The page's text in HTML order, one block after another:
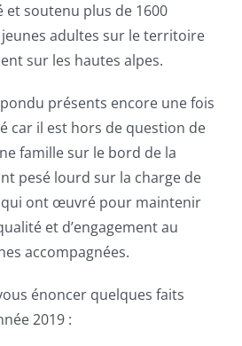
et soutenu plus de 1600
adultes sur le territoire
sur les hautes alpes.
présents encore une fois
car il est hors de question de
famille sur le bord de la
pesé lourd sur la charge de
ont œuvré pour maintenir
et d’engagement au
accompagnées.
énoncer quelques faits
2019 :